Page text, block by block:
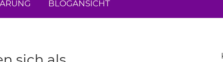
BLOGANSICHT